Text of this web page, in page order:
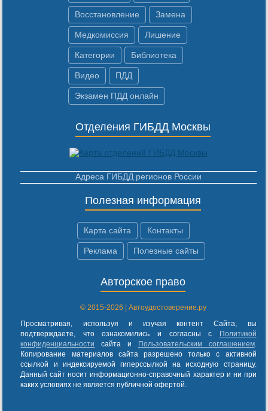
Восстановление Замена
Медкомиссия Лишение
Категории Библиотека
Видео ПДД
Экзамен ПДД онлайн
Отделения ГИБДД Москвы
Адреса ГИБДД регионов России
Полезная информация
Карта сайта Контакты
Реклама Полезные сайты
Авторское право
© 2015-2026 | Автоудостоверение.ру
Просматривая, используя и изучая контент Сайта, вы
подтверждаете, что ознакомились и согласны с
Политикой
конфиденциальности
сайта и Пользовательским соглашением.
Копирование материалов сайта разрешено только с активной
ссылкой и индексируемой гиперссылкой на исходную страницу.
Данный сайт носит информационно-справочный характер и ни при
каких условиях не является публичной офертой.